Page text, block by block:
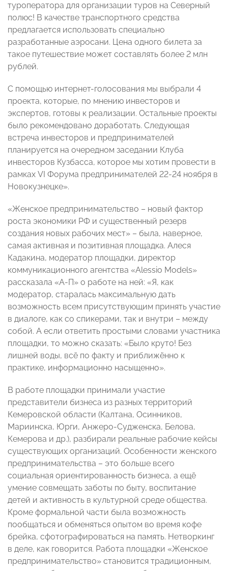
туроператора для организации туров на Северный
полюс! В качестве транспортного средства
предлагается использовать специально
разработанные аэросани. Цена одного билета за
такое путешествие может составлять более 2 млн
рублей.
С помощью интернет-голосования мы выбрали 4
проекта, которые, по мнению инвесторов и
экспертов, готовы к реализации. Остальные проекты
было рекомендовано доработать. Следующая
встреча инвесторов и предпринимателей
планируется на очередном заседании Клуба
инвесторов Кузбасса, которое мы хотим провести в
рамках VI Форума предпринимателей 22-24 ноября в
Новокузнецке».
«Женское предпринимательство – новый фактор
роста экономики РФ и существенный резерв
создания новых рабочих мест» – была, наверное,
самая активная и позитивная площадка. Алеся
Кадакина, модератор площадки, директор
коммуникационного агентства «Alessio Models»
рассказала «А-П» о работе на ней: «Я, как
модератор, старалась максимальную дать
возможность всем присутствующим принять участие
в диалоге, как со спикерами, так и внутри – между
собой. А если ответить простыми словами участника
площадки, то можно сказать: «Было круто! Без
лишней воды, всё по факту и приближённо к
практике, информационно насыщенно».
В работе площадки принимали участие
представители бизнеса из разных территорий
Кемеровской области (Калтана, Осинников,
Мариинска, Юрги, Анжеро-Судженска, Белова,
Кемерова и др.), разбирали реальные рабочие кейсы
существующих организаций. Особенности женского
предпринимательства – это больше всего
социальная ориентированность бизнеса, а ещё
умение совмещать заботы по быту, воспитание
детей и активность в культурной среде общества.
Кроме формальной части была возможность
пообщаться и обменяться опытом во время кофе
брейка, сфотографироваться на память. Нетворкинг
в деле, как говорится. Работа площадки «Женское
предпринимательство» становится традиционным,